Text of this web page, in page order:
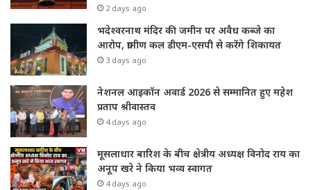
2 days ago
भदेश्वरनाथ मंदिर की जमीन पर अवैध कब्जे का
आरोप, ग्रामीण कल डीएम-एसपी से करेंगे शिकायत
3 days ago
नेशनल आइकॉन अवार्ड 2026 से सम्मानित हुए महेश
प्रताप श्रीवास्तव
4 days ago
मूसलाधार बारिश के बीच क्षेत्रीय अध्यक्ष विनोद राय का
अनूप खरे ने किया भव्य स्वागत
4 days ago